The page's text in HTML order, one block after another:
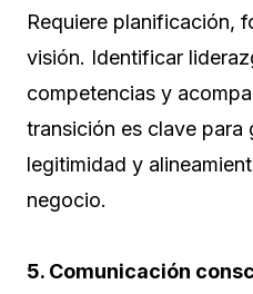
Requiere planificación,
visión. Identificar
competencias y
transición es clave para
legitimidad y
negocio.
5. Comunicación